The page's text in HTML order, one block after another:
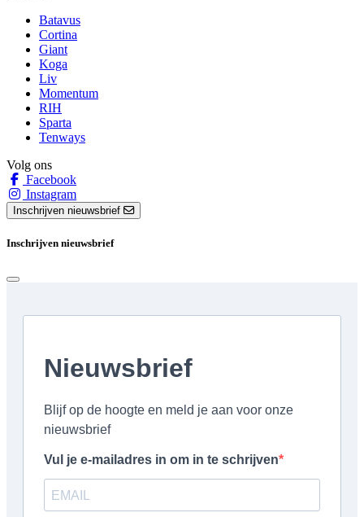
Batavus
Cortina
Giant
Koga
Liv
Momentum
RIH
Sparta
Tenways
Volg ons
Facebook
Instagram
Inschrijven nieuwsbrief
Inschrijven nieuwsbrief